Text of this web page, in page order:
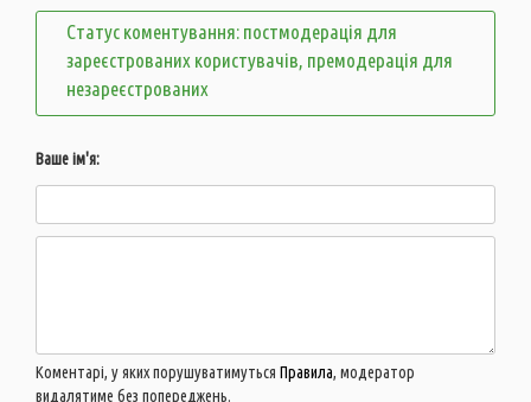
Статус коментування: постмодерація для
зареєстрованих користувачів, премодерація для
незареєстрованих
Ваше ім'я:
Коментарі, у яких порушуватимуться Правила, модератор
видалятиме без попереджень.